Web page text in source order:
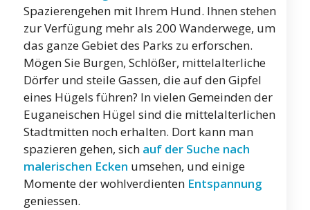
Spazierengehen mit Ihrem Hund. Ihnen stehen
zur Verfügung mehr als 200 Wanderwege, um
das ganze Gebiet des Parks zu erforschen.
Mögen Sie Burgen, Schlößer, mittelalterliche
Dörfer und steile Gassen, die auf den Gipfel
eines Hügels führen? In vielen Gemeinden der
Euganeischen Hügel sind die mittelalterlichen
Stadtmitten noch erhalten. Dort kann man
spazieren gehen, sich auf der Suche nach
malerischen Ecken umsehen, und einige
Momente der wohlverdienten Entspannung
geniessen.